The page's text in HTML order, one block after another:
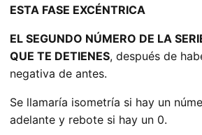
ESTA FASE EXCÉNTRICA
EL SEGUNDO NÚMERO DE LA
QUE TE DETIENES, después de
negativa de antes.
Se llamaría isometría si hay un
adelante y rebote si hay un 0.